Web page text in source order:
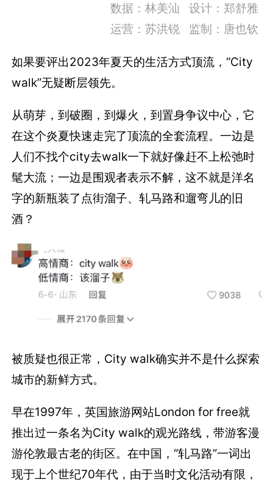
数据：林美汕 设计：郑舒雅
运营：苏洪锐 监制：唐也钦
如果要评出2023年夏天的生活方式顶流，“City
walk”无疑断层领先。
从萌芽，到破圈，到爆火，到置身争议中心，它
在这个炎夏快速走完了顶流的全套流程。一边是
人们不找个city去walk一下就好像赶不上松弛时
髦大流；一边是围观者表示不解，这不就是洋名
字的新瓶装了点街溜子、轧马路和遛弯儿的旧
酒？
被质疑也很正常，City walk确实并不是什么探索
城市的新鲜方式。
早在1997年，英国旅游网站London for free就
推出过一条名为City walk的观光路线，带游客漫
游伦敦最古老的街区。在中国，“轧马路”一词出
现于上个世纪70年代，由于当时文化活动有限，